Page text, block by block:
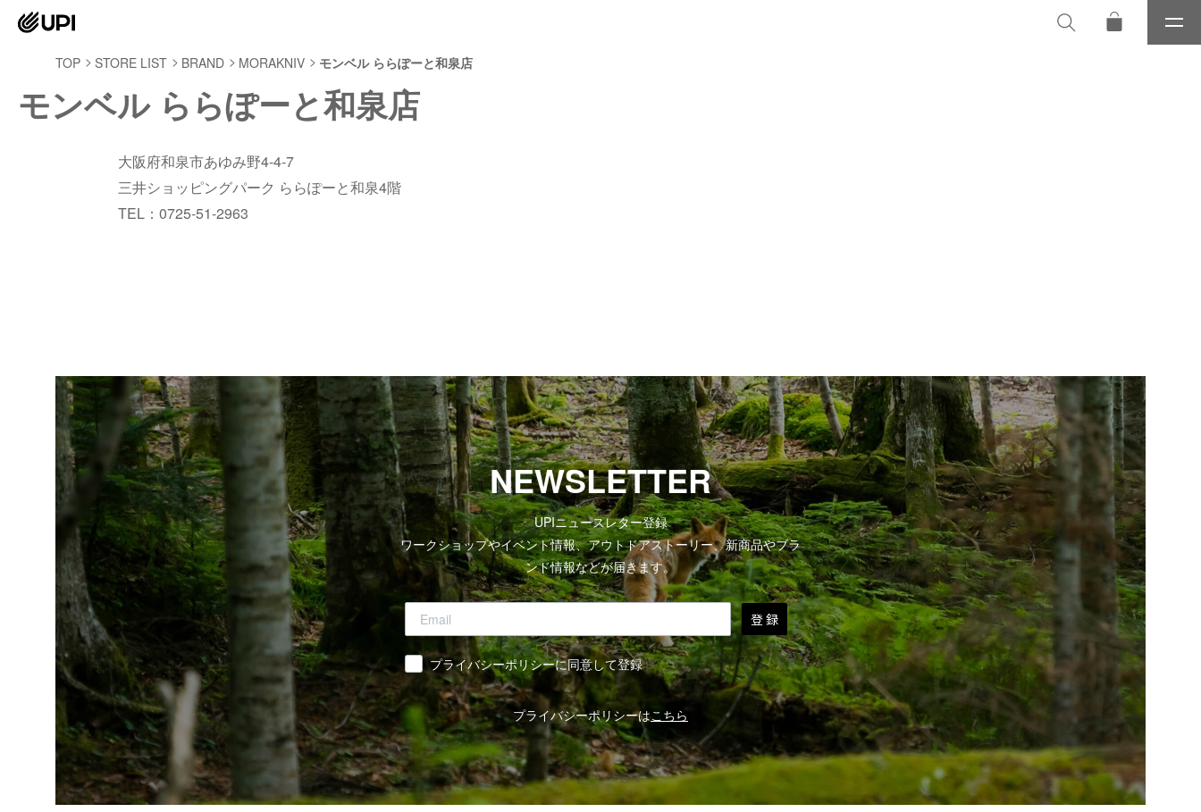
メ
ニ
TOP STORE LIST BRAND MORAKNIV モンベル ららぽーと和泉店
モンベル ららぽーと和泉店
大阪府和泉市あゆみ野4-4-7
三井ショッピングパーク ららぽーと和泉4階
TEL：0725-51-2963
NEWSLETTER
UPIニュースレター登録
ワークショップやイベント情報、アウトドアストーリー、新商品やブラ
ンド情報などが届きます。
登 録
同意プライバシーポリシーに同意して登録
プライバシーポリシーはこちら